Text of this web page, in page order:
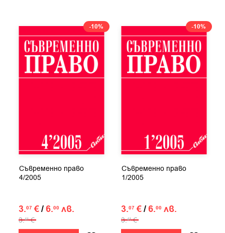
-10%
Съвременно право
4/2005
3.07 €/6.00 лв.
3.41 €
-10%
Съвременно право
1/2005
3.07 €/6.00 лв.
3.41 €